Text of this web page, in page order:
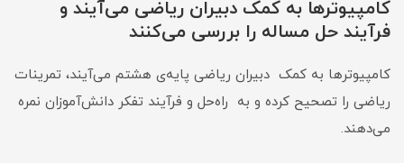
کامپیوترها به کمک دبیران ریاضی می‌آیند و
فرآیند حل مساله را بررسی می‌کنند
کامپیوترها به کمک دبیران ریاضی پایه‌ی هشتم می‌آیند، تمرینات
ریاضی را تصحیح کرده و به راه‌حل و فرآیند تفکر دانش‌آموزان نمره
می‌دهند.